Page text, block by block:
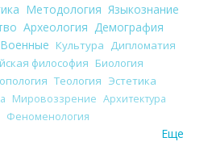
Методология Языкознание
Археология Демография
Военные Культура
Дипломатия
философия Биология
Теология Эстетика
Мировоззрение Архитектура
Феноменология
Еще